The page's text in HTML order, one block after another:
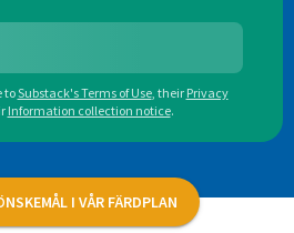
toSubstack's Terms of Use, their Privacy
Information collection notice.
I VÅR FÄRDPLAN